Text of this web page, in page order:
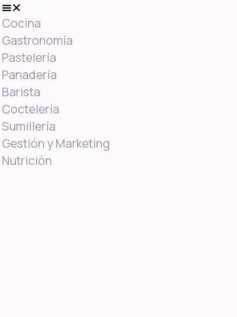
Cocina
Gastronomía
Pastelería
Panadería
Barista
Coctelería
Sumillería
Gestión y Marketing
Nutrición